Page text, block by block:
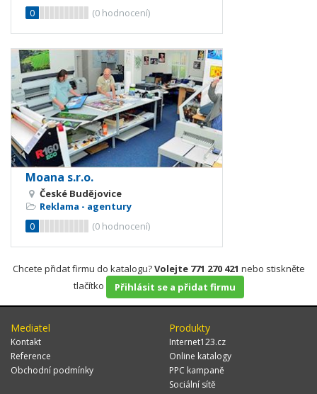
0
(0 hodnocení)
Moana s.r.o.
České Budějovice
Reklama - agentury
0
(0 hodnocení)
Chcete přidat firmu do katalogu?Volejte 771 270 421 nebo stiskněte
tlačítko
Přihlásit se a přidat firmu
Mediatel
Kontakt
Reference
Obchodní podmínky
Produkty
Internet123.cz
Online katalogy
PPC kampaně
Sociální sítě